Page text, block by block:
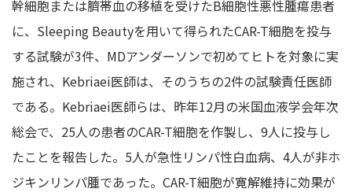
幹細胞または臍帯血の移植を受けたB細胞性悪性腫瘍患者
に、Sleeping Beautyを用いて得られたCAR-T細胞を投与
する試験が3件、MDアンダーソンで初めてヒトを対象に実
施され、Kebriaei医師は、そのうちの2件の試験責任医師
である。Kebriaei医師らは、昨年12月の米国血液学会年次
総会で、25人の患者のCAR-T細胞を作製し、9人に投与し
たことを報告した。5人が急性リンパ性白血病、4人が非ホ
ジキンリンパ腫であった。CAR-T細胞が寛解維持に効果が